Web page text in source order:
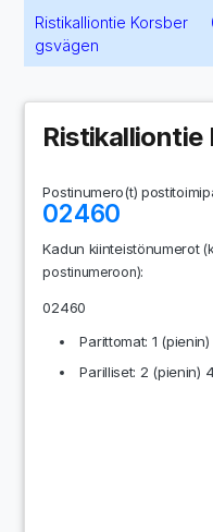
Ristikalliontie Korsber
gsvägen
Ristikalliontie
Postinumero(t)
02460
Kadun kiinteistönumerot
postinumeroon):
02460
Parittomat: 1
Parilliset: 2 (pienin)